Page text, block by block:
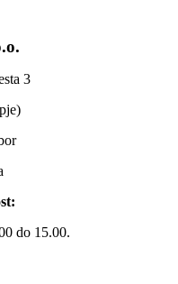
3
do 15.00.